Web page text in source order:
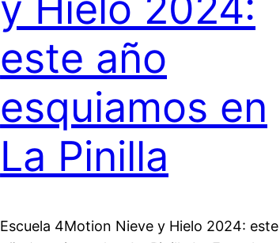
este año
esquiamos en
La Pinilla
Escuela 4Motion Nieve y Hielo 2024: este